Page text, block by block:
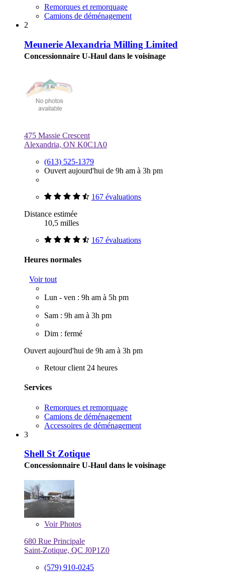
Remorques et remorquage
Camions de déménagement
2
Meunerie Alexandria Milling Limited
Concessionnaire U-Haul dans le voisinage
475 Massie Crescent
Alexandria, ON K0C1A0
(613) 525-1379
Ouvert aujourd'hui de 9h am à 3h pm
167 évaluations
Distance estimée
10,5 milles
167 évaluations
Heures normales
Voir tout
Lun - ven : 9h am à 5h pm
Sam : 9h am à 3h pm
Dim : fermé
Ouvert aujourd'hui de 9h am à 3h pm
Retour client 24 heures
Services
Remorques et remorquage
Camions de déménagement
Accessoires de déménagement
3
Shell St Zotique
Concessionnaire U-Haul dans le voisinage
VoirPhotos
680 Rue Principale
Saint-Zotique, QC J0P1Z0
(579) 910-0245